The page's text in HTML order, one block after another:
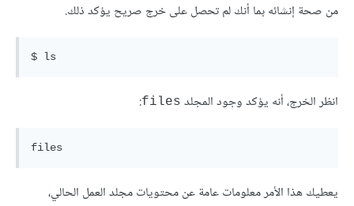
من صحة إنشائه بما أنك لم تحصل على خرج صريح يؤكد ذلك.
انظر الخرج، أنه يؤكد وجود المجلد files
:
يعطيك هذا الأمر معلومات عامة عن محتويات مجلد العمل الحالي،